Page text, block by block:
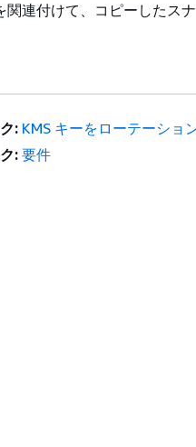
関連付けて、コピーしたス
: KMS キーをローテーショ
: 要件